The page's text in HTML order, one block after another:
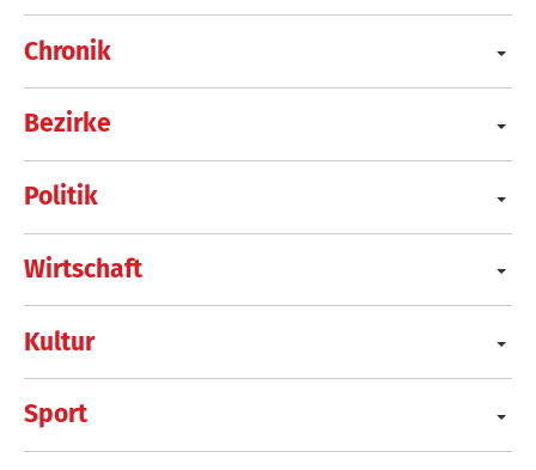
Chronik
Bezirke
Politik
Wirtschaft
Kultur
Sport